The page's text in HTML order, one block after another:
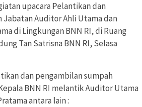
upacara Pelantikan dan
Jabatan Auditor Ahli Utama dan
di Lingkungan BNN RI, di Ruang
Tan Satrisna BNN RI, Selasa
dan pengambilan sumpah
BNN RI melantik Auditor Utama
antara lain :